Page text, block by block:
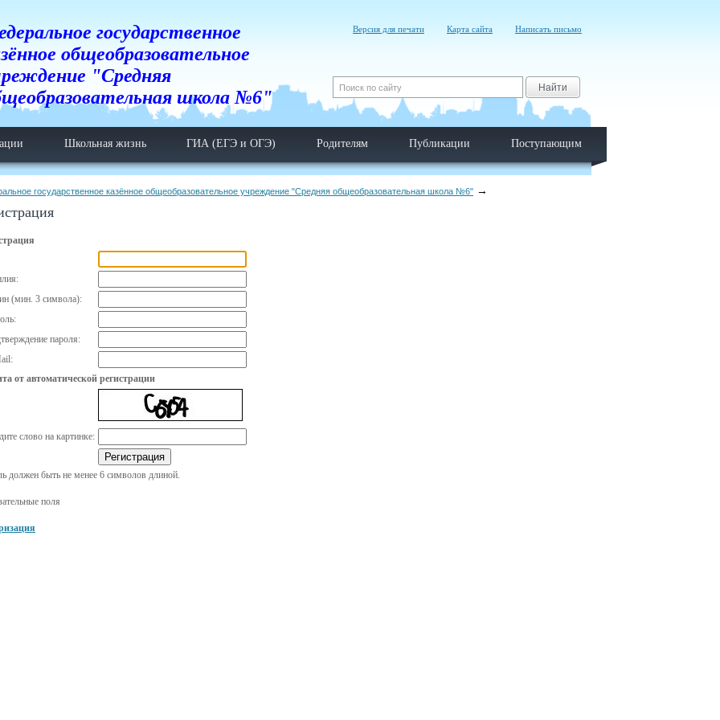
Версия для печати Карта сайта Написать письмо
Найти
государственное
общеобразовательное
"Средняя
школа №6"
Школьная жизнь ГИА (ЕГЭ и ОГЭ) Родителям Публикации Поступающим
государственное казённое общеобразовательное учреждение "Средняя общеобразовательная школа №6"
(мин. 3 символа):
пароля:
от автоматической регистрации
слово на картинке:
должен быть не менее 6 символов длиной.
поля